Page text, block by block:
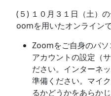
(５) １０月３１日（土）
oomを用いたオンライン
Zoomをご自身のパソ
アカウントの設定（
ださい。インターネ
準備ください。マイ
るかどうかをあらか